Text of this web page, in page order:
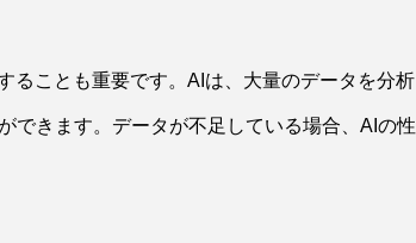
ることも重要です。AIは、大量のデータを分析
できます。データが不足している場合、AIの性